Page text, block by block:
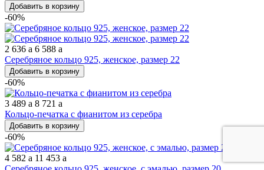
Добавить в корзину
-60%
2 636 a 6 588 a
Серебряное кольцо 925, женское, размер 22
Добавить в корзину
-60%
3 489 a 8 721 a
Кольцо-печатка с фианитом из серебра
Добавить в корзину
-60%
4 582 a 11 453 a